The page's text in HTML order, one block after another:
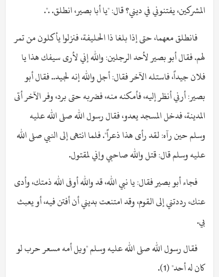
المشركين، يفتنوني في ديني؟ قال: "يا أبا بصير، انطلق. .".
فانطلق معهما، حتى إذا بلغا ذا الحليفة، فنزلوا يأكلون من تمر
لهم. فقال أبو بصير لأحد الرجلين: والله إني لأرى سيفك هذا يا
فلان جيداً، فاستله الآخر فقال: أجل والله إنه لجيد.. فقال أبو
بصير: أرني أنظر إليه، فأمكنه منه، فضربه حتى برد، وفر الآخر أتى
المدينة، فدخل المسجد يعدو، فقال رسول الله صلى الله عليه
وسلم حين رآه: لقد رأى هذا ذعراً". فلما انتهى إلى النبي صلى الله
عليه وسلم قال: قتل والله صاحبي وإني لمقتول.
فجاء أبو بصير فقال: يا نبي الله، قد والله أوفى الله ذمتك، وأدى
عنك، رددتني إلى القوم، وقد امتنعت بديني أن أفتن فيه، أو يعبث
بي.
فقال رسول الله صلى الله عليه وسلم "ويل أمه مسعر حرب لو
كان له أحد" (1).